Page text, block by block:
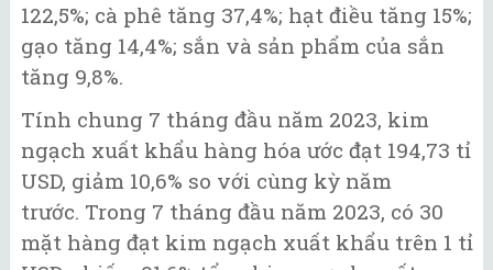
122,5%; cà phê tăng 37,4%; hạt điều tăng 15%;
gạo tăng 14,4%; sắn và sản phẩm của sắn
tăng 9,8%.
Tính chung 7 tháng đầu năm 2023, kim
ngạch xuất khẩu hàng hóa ước đạt 194,73 tỉ
USD, giảm 10,6% so với cùng kỳ năm
trước. Trong 7 tháng đầu năm 2023, có 30
mặt hàng đạt kim ngạch xuất khẩu trên 1 tỉ